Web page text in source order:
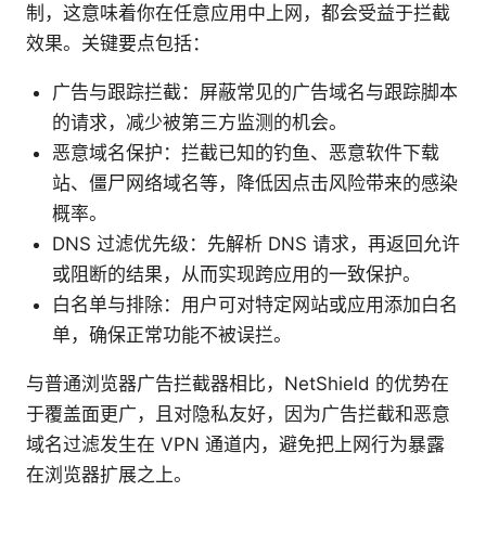
制，这意味着你在任意应用中上网，都会受益于拦截
效果。关键要点包括：
广告与跟踪拦截：屏蔽常见的广告域名与跟踪脚本
的请求，减少被第三方监测的机会。
恶意域名保护：拦截已知的钓鱼、恶意软件下载
站、僵尸网络域名等，降低因点击风险带来的感染
概率。
DNS 过滤优先级：先解析 DNS 请求，再返回允许
或阻断的结果，从而实现跨应用的一致保护。
白名单与排除：用户可对特定网站或应用添加白名
单，确保正常功能不被误拦。
与普通浏览器广告拦截器相比，NetShield 的优势在
于覆盖面更广，且对隐私友好，因为广告拦截和恶意
域名过滤发生在 VPN 通道内，避免把上网行为暴露
在浏览器扩展之上。